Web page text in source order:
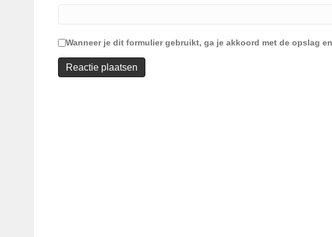
Wanneer je dit formulier gebruikt, ga je akkoord met de opslag